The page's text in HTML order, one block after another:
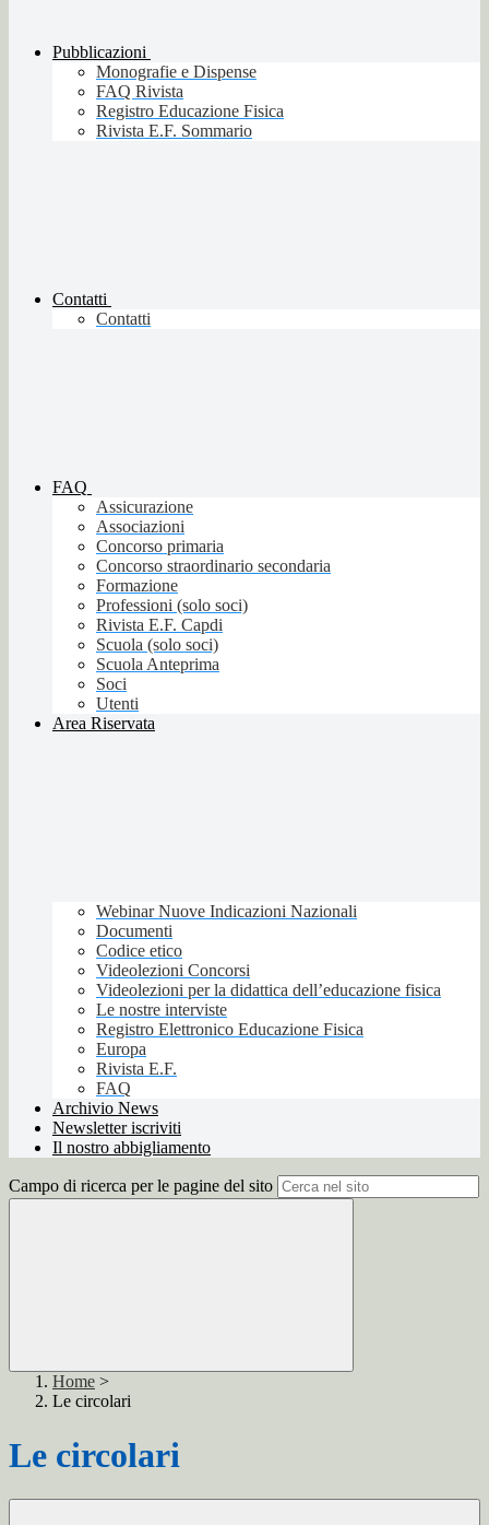
Pubblicazioni
Monografie e Dispense
FAQ Rivista
Registro Educazione Fisica
Rivista E.F. Sommario
Contatti
Contatti
FAQ
Assicurazione
Associazioni
Concorso primaria
Concorso straordinario secondaria
Formazione
Professioni (solo soci)
Rivista E.F. Capdi
Scuola (solo soci)
Scuola Anteprima
Soci
Utenti
Area Riservata
Webinar Nuove Indicazioni Nazionali
Documenti
Codice etico
Videolezioni Concorsi
Videolezioni per la didattica dell’educazione fisica
Le nostre interviste
Registro Elettronico Educazione Fisica
Europa
Rivista E.F.
FAQ
Archivio News
Newsletter iscriviti
Il nostro abbigliamento
Campo di ricerca per le pagine del sito
Home >
Le circolari
Le circolari